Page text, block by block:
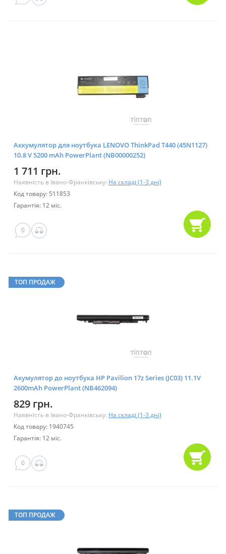
Аккумулятор для ноутбука LENOVO ThinkPad T440 (45N1127)
10.8 V 5200 mAh PowerPlant (NB00000252)
1 711 грн.
Наявність в Івано-Франківську: На складі (1-3 дні)
Код товару: 511853
Гарантія: 12 міс.
0
ТОП ПРОДАЖ
Акумулятор до ноутбука HP Pavilion 17z Series (JC03) 11.1V
2600mAh PowerPlant (NB462094)
829 грн.
Наявність в Івано-Франківську: На складі (1-3 дні)
Код товару: 1940745
Гарантія: 12 міс.
0
ТОП ПРОДАЖ